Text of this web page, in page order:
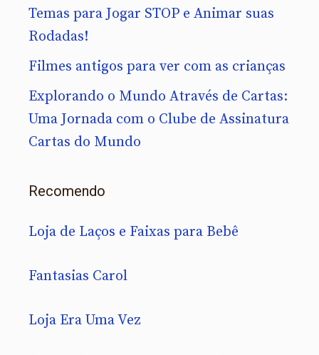
Temas para Jogar STOP e Animar suas
Rodadas!
Filmes antigos para ver com as crianças
Explorando o Mundo Através de Cartas:
Uma Jornada com o Clube de Assinatura
Cartas do Mundo
Recomendo
Loja de Laços e Faixas para Bebê
Fantasias Carol
Loja Era Uma Vez